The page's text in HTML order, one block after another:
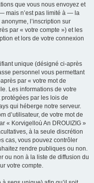
que vous nous envoyez et
mais n’est pas limité à — la
l’inscription sur
par « votre compte ») et les
et lors de votre connexion
unique (désigné ci-après
personnel vous permettant
par « votre mot de
Les informations de votre
par les lois de
qui héberge notre serveur.
d’utilisateur, de votre mot de
« Korvigelloù An DROUIZIG »
à la seule discrétion
cas, vous pouvez contrôler
rendre publiques ou non.
ou non à la liste de diffusion du
votre compte.